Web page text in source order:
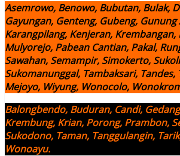
Asemrowo, Benowo, Bubutan, Bulak,
Gayungan, Genteng, Gubeng, Gunung
Karangpilang, Kenjeran, Krembangan,
Mulyorejo, Pabean Cantian, Pakal,
Sawahan, Semampir, Simokerto,
Sukomanunggal, Tambaksari, Tandes,
Mejoyo, Wiyung, Wonocolo,
Balongbendo, Buduran, Candi,
Krembung, Krian, Porong, Prambon,
Sukodono, Taman, Tanggulangin,
Wonoayu.